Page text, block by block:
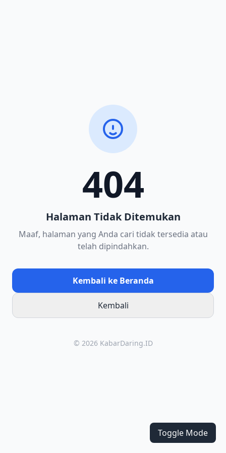
404
Halaman Tidak Ditemukan
Maaf, halaman yang Anda cari tidak tersedia atau
telah dipindahkan.
Kembali ke Beranda
Kembali
© 2026 KabarDaring.ID
Toggle Mode